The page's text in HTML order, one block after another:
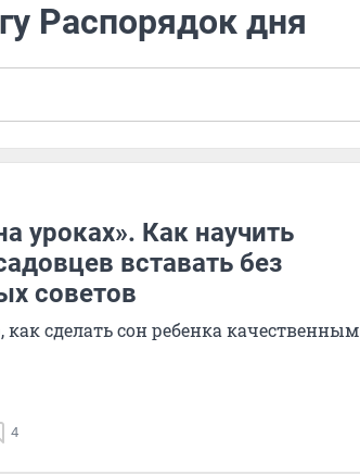
Распорядок дня
уроках». Как научить
вставать без
советов
сделать сон ребенка качественным
4